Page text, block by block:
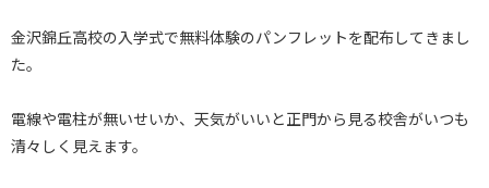
金沢錦丘高校の入学式で無料体験のパンフレットを配布してきまし
た。
電線や電柱が無いせいか、天気がいいと正門から見る校舎がいつも
清々しく見えます。